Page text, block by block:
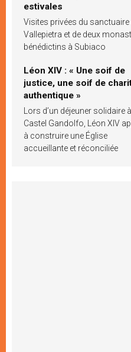
estivales
Visites privées du sanctuaire
Vallepietra et de deux
bénédictins à Subiaco
Léon XIV : « Une soif de
justice, une soif de
authentique »
Lors d’un déjeuner solidaire à
Castel Gandolfo, Léon XIV
à construire une Église
accueillante et réconciliée